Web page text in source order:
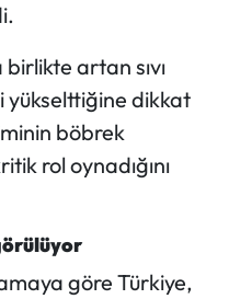
artan sıvı
yükselttiğine dikkat
böbrek
rol oynadığını
göre Türkiye,